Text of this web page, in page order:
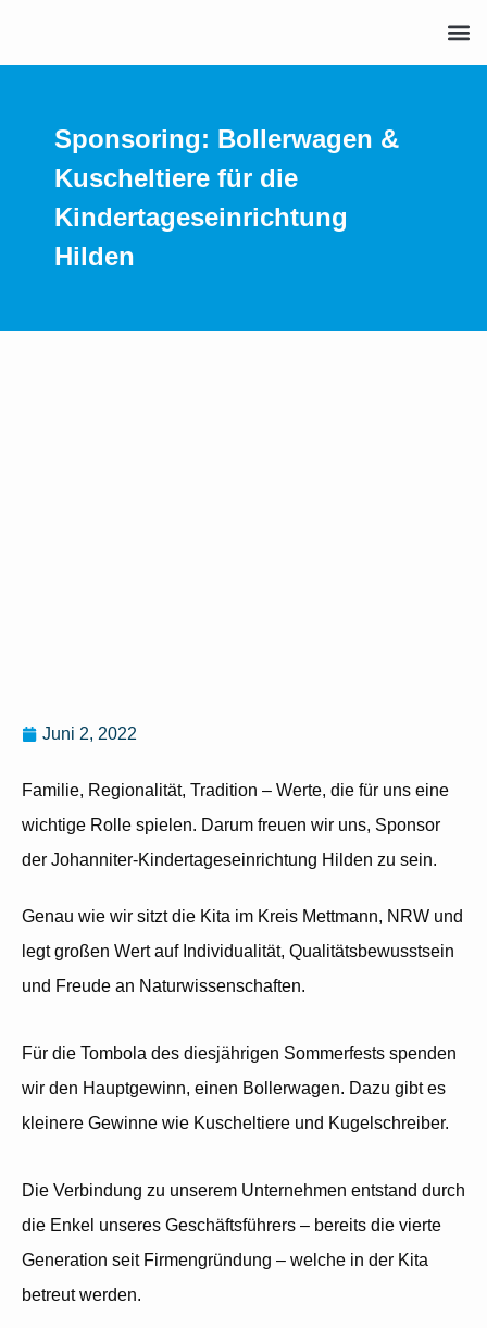
Sponsoring: Bollerwagen &
Kuscheltiere für die
Kindertageseinrichtung
Hilden
Juni 2, 2022
Familie, Regionalität, Tradition – Werte, die für uns eine
wichtige Rolle spielen. Darum freuen wir uns, Sponsor
der Johanniter-Kindertageseinrichtung Hilden zu sein.
Genau wie wir sitzt die Kita im Kreis Mettmann, NRW und
legt großen Wert auf Individualität, Qualitätsbewusstsein
und Freude an Naturwissenschaften.
Für die Tombola des diesjährigen Sommerfests spenden
wir den Hauptgewinn, einen Bollerwagen. Dazu gibt es
kleinere Gewinne wie Kuscheltiere und Kugelschreiber.
Die Verbindung zu unserem Unternehmen entstand durch
die Enkel unseres Geschäftsführers – bereits die vierte
Generation seit Firmengründung – welche in der Kita
betreut werden.